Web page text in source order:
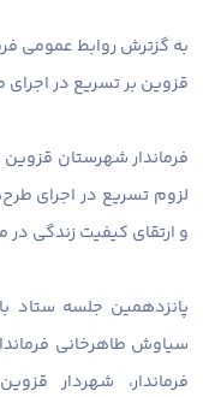
به گزترش روابط عمومی
قزوین بر تسریع در
فرماندار شهرستان
لزوم تسریع در اجرای
و ارتقای کیفیت زندگی
پانزدهمین جلسه ستاد
سیاوش طاهرخانی
فرماندار، شهردار